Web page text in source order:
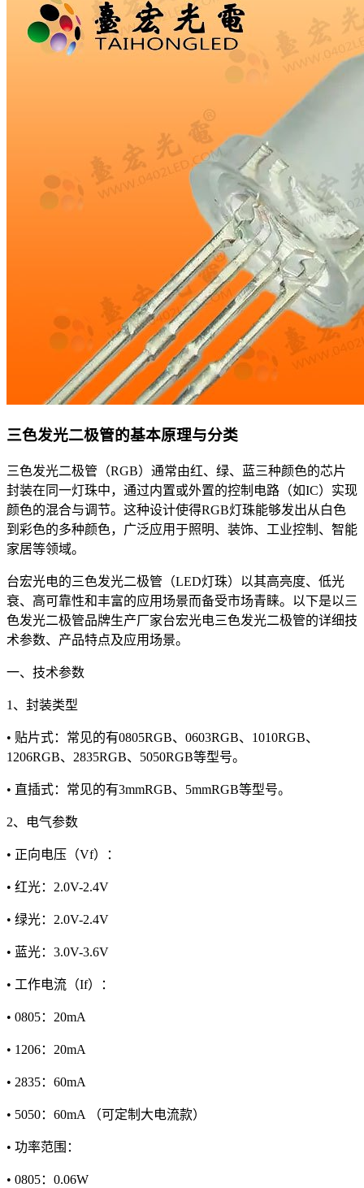
三色发光二极管的基本原理与分类
三色发光二极管（RGB）通常由红、绿、蓝三种颜色的芯片
封装在同一灯珠中，通过内置或外置的控制电路（如IC）实现
颜色的混合与调节。这种设计使得RGB灯珠能够发出从白色
到彩色的多种颜色，广泛应用于照明、装饰、工业控制、智能
家居等领域。
台宏光电的三色发光二极管（LED灯珠）以其高亮度、低光
衰、高可靠性和丰富的应用场景而备受市场青睐。以下是以三
色发光二极管品牌生产厂家台宏光电三色发光二极管的详细技
术参数、产品特点及应用场景。
一、技术参数
1、封装类型
• 贴片式：常见的有0805RGB、0603RGB、1010RGB、
1206RGB、2835RGB、5050RGB等型号。
• 直插式：常见的有3mmRGB、5mmRGB等型号。
2、电气参数
• 正向电压（Vf）：
• 红光：2.0V-2.4V
• 绿光：2.0V-2.4V
• 蓝光：3.0V-3.6V
• 工作电流（If）：
• 0805：20mA
• 1206：20mA
• 2835：60mA
• 5050：60mA （可定制大电流款）
• 功率范围：
• 0805：0.06W